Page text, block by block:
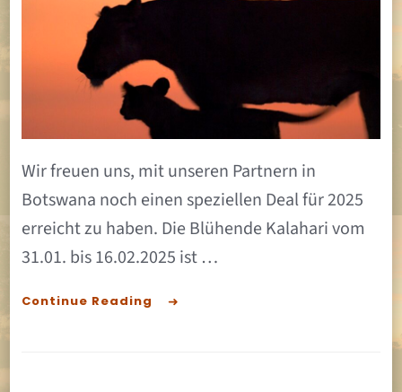
Kalahari
2025
Wir freuen uns, mit unseren Partnern in
Botswana noch einen speziellen Deal für 2025
erreicht zu haben. Die Blühende Kalahari vom
31.01. bis 16.02.2025 ist …
Continue Reading